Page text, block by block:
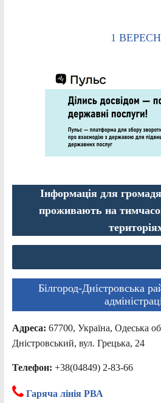
1
Інформація для
проживають на
Білгород-Дністровська
Адреса: 67700, Україна, Одеська
Дністровський, вул. Грецька, 24
Телефон: +38(04849) 2-83-66
Гаряча лінія РВА